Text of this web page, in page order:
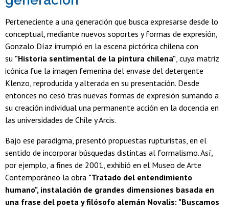
Perteneciente a una generación que busca expresarse desde lo
conceptual, mediante nuevos soportes y formas de expresión,
Gonzalo Díaz irrumpió en la escena pictórica chilena con
su "Historia sentimental de la pintura chilena", cuya matriz
icónica fue la imagen femenina del envase del detergente
Klenzo, reproducida y alterada en su presentación. Desde
entonces no cesó tras nuevas formas de expresión sumando a
su creación individual una permanente acción en la docencia en
las universidades de Chile y Arcis.
Bajo ese paradigma, presentó propuestas rupturistas, en el
sentido de incorporar búsquedas distintas al formalismo. Así,
por ejemplo, a fines de 2001, exhibió en el Museo de Arte
Contemporáneo la obra "Tratado del entendimiento
humano", instalación de grandes dimensiones basada en
una frase del poeta y filósofo alemán Novalis: "Buscamos